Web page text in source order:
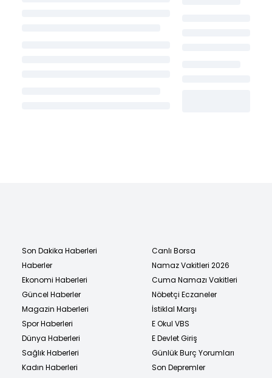
Son Dakika Haberleri
Haberler
Ekonomi Haberleri
Güncel Haberler
Magazin Haberleri
Spor Haberleri
Dünya Haberleri
Sağlık Haberleri
Kadın Haberleri
Canlı Borsa
Namaz Vakitleri 2026
Cuma Namazı Vakitleri
Nöbetçi Eczaneler
İstiklal Marşı
E Okul VBS
E Devlet Giriş
Günlük Burç Yorumları
Son Depremler